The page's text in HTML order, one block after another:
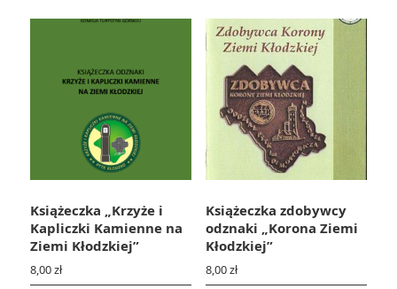
Książeczka „Krzyże i
Kapliczki Kamienne na
Ziemi Kłodzkiej”
8,00zł
Książeczka zdobywcy
odznaki „Korona Ziemi
Kłodzkiej”
8,00zł